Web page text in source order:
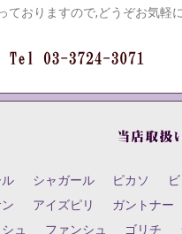
ておりますので,どうぞお気軽
シャガール ピカソ
アイズピリ
ガントナー
ュ ファンシュ ゴリチ